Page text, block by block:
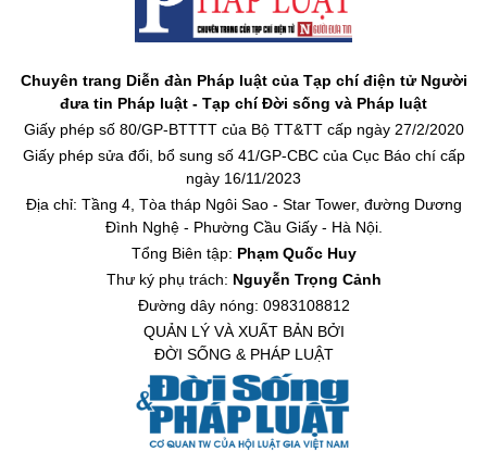
Chuyên trang Diễn đàn Pháp luật của Tạp chí điện tử Người
đưa tin Pháp luật - Tạp chí Đời sống và Pháp luật
Giấy phép số 80/GP-BTTTT của Bộ TT&TT cấp ngày 27/2/2020
Giấy phép sửa đổi, bổ sung số 41/GP-CBC của Cục Báo chí cấp
ngày 16/11/2023
Địa chỉ: Tầng 4, Tòa tháp Ngôi Sao - Star Tower, đường Dương
Đình Nghệ - Phường Cầu Giấy - Hà Nội.
Tổng Biên tập: Phạm Quốc Huy
Thư ký phụ trách: Nguyễn Trọng Cảnh
Đường dây nóng: 0983108812
QUẢN LÝ VÀ XUẤT BẢN BỞI
ĐỜI SỐNG & PHÁP LUẬT